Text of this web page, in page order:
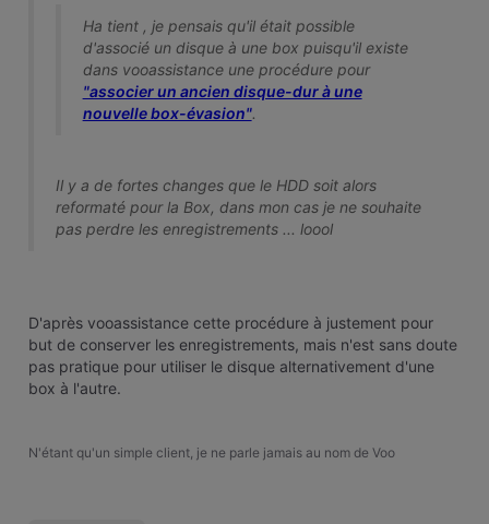
Ha tient , je pensais qu'il était possible
d'associé un disque à une box puisqu'il existe
dans vooassistance une procédure pour
"associer un ancien disque-dur à une
nouvelle box-évasion".
Il y a de fortes changes que le HDD soit alors
reformaté pour la Box, dans mon cas je ne souhaite
pas perdre les enregistrements ... loool
D'après vooassistance cette procédure à justement pour
but de conserver les enregistrements, mais n'est sans doute
pas pratique pour utiliser le disque alternativement d'une
box à l'autre.
N'étant qu'un simple client, je ne parle jamais au nom de Voo